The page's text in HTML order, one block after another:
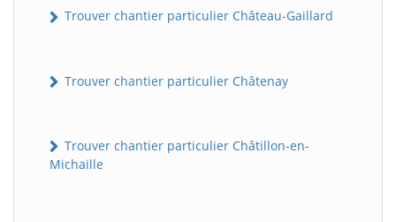
Trouver chantier particulier Château-Gaillard
Trouver chantier particulier Châtenay
Trouver chantier particulier Châtillon-en-
Michaille